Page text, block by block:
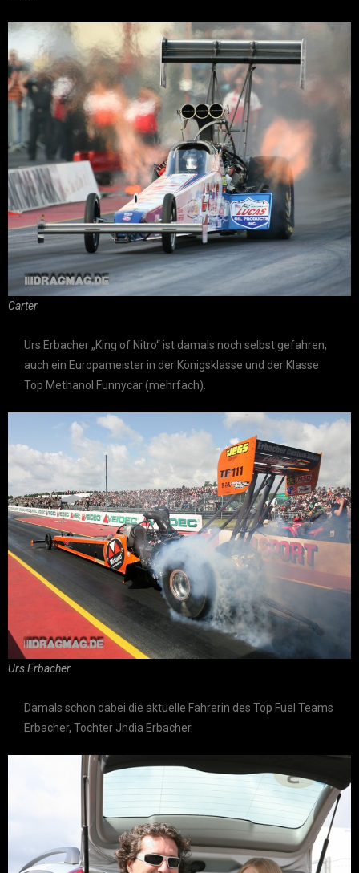
Carter
Urs Erbacher „King of Nitro“ ist damals noch selbst gefahren,
auch ein Europameister in der Königsklasse und der Klasse
Top Methanol Funnycar (mehrfach).
Urs Erbacher
Damals schon dabei die aktuelle Fahrerin des Top Fuel Teams
Erbacher, Tochter Jndia Erbacher.